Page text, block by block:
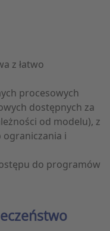
z łatwo
procesowych
dostępnych za
od modelu), z
i
do programów